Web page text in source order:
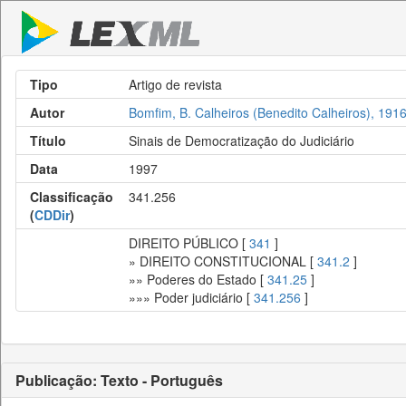
Tipo
Artigo de revista
Autor
Bomfim, B. Calheiros (Benedito Calheiros), 1916
Título
Sinais de Democratização do Judiciário
Data
1997
Classificação
(CDDir)
341.256
DIREITO PÚBLICO [ 341 ]
» DIREITO CONSTITUCIONAL [ 341.2 ]
»» Poderes do Estado [ 341.25 ]
»»» Poder judiciário [ 341.256 ]
Publicação: Texto - Português